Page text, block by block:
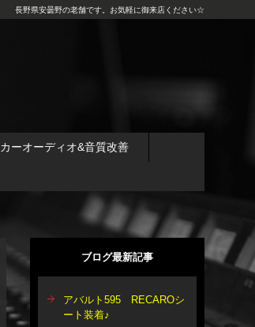
長野県安曇野の老舗です。お気軽に御来店ください☆
カーオーディオ&音質改善
ブログ最新記事
アバルト595 RECAROシ
ート装着♪